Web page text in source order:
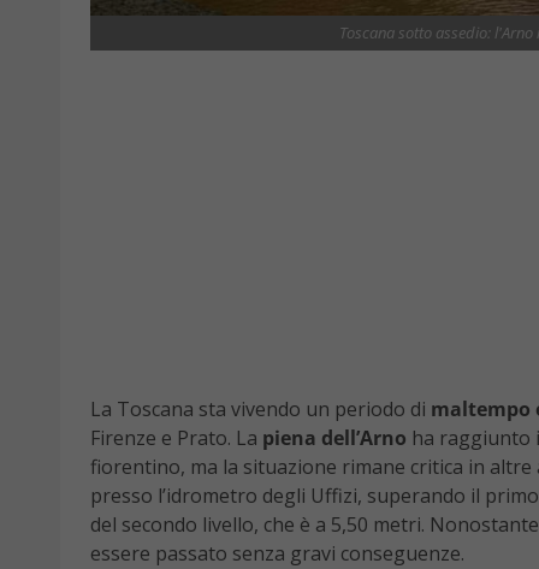
Toscana sotto assedio:
La Toscana sta vivendo un periodo di maltempo
Firenze e Prato. La piena dell’Arno ha raggiunto
fiorentino, ma la situazione rimane critica in altre
presso l’idrometro degli Uffizi, superando il
del secondo livello, che è a 5,50 metri.
essere passato senza gravi conseguenze.